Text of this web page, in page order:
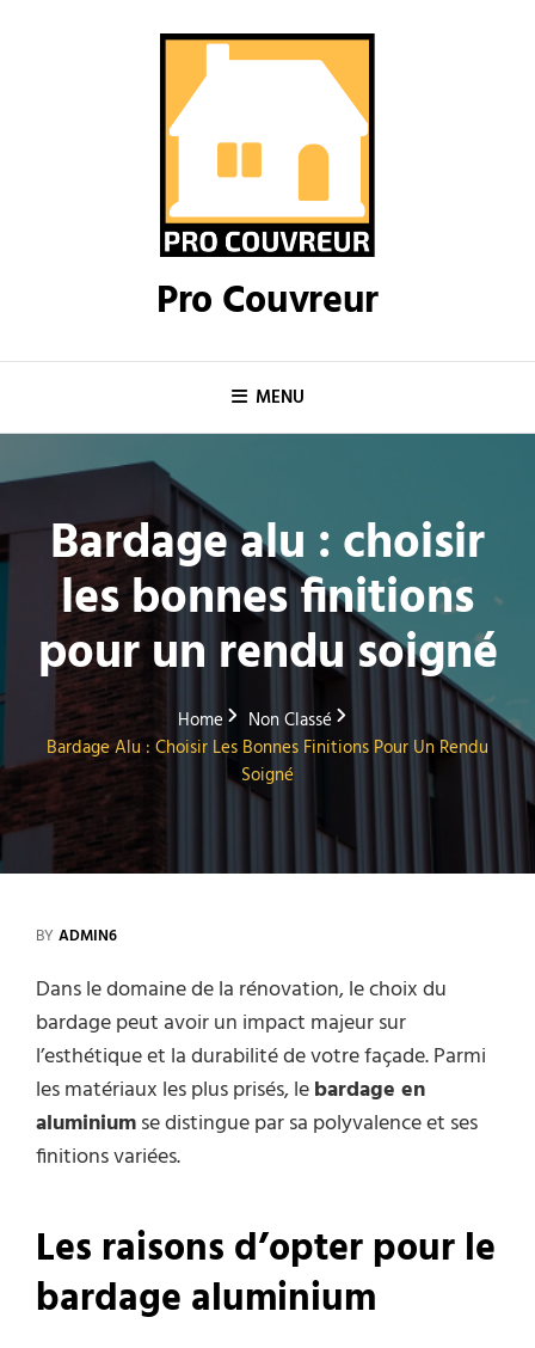
Pro Couvreur
MENU
Bardage alu : choisir
les bonnes finitions
pour un rendu soigné
Home
Non Classé
Bardage Alu : Choisir Les Bonnes Finitions Pour Un Rendu
Soigné
BY ADMIN6
Dans le domaine de la rénovation, le choix du
bardage peut avoir un impact majeur sur
l’esthétique et la durabilité de votre façade. Parmi
les matériaux les plus prisés, lebardage en
aluminiumse distingue par sa polyvalence et ses
finitions variées.
Les raisons d’opter pour le
bardage aluminium